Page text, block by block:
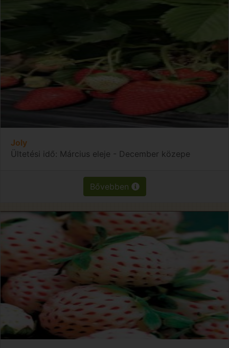
Joly
Ültetési idő: Március eleje - December közepe
Bővebben